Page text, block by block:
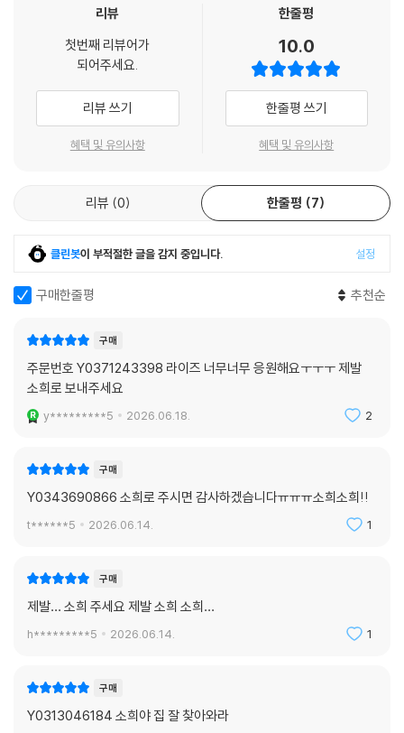
리뷰
첫번째 리뷰어가
되어주세요.
리뷰 쓰기
혜택 및 유의사항
한줄평
10.0
한줄평 쓰기
혜택 및 유의사항
리뷰 0 한줄평 7
클린봇이 부적절한 글을 감지 중입니다. 설정
구매한줄평 추천순
구매
주문번호 Y0371243398 라이즈 너무너무 응원해요ㅜㅜㅜ 제발
소희로 보내주세요
y*********5 2026.06.18. 2
구매
Y0343690866 소희로 주시면 감사하겠습니다ㅠㅠㅠ소희소희!!
t******5 2026.06.14. 1
구매
제발… 소희 주세요 제발 소희 소희…
h*********5 2026.06.14. 1
구매
Y0313046184 소희야 집 잘 찾아와라